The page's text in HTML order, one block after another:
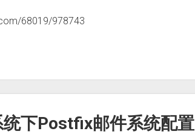
68019/978743
统下Postfix邮件系统配置